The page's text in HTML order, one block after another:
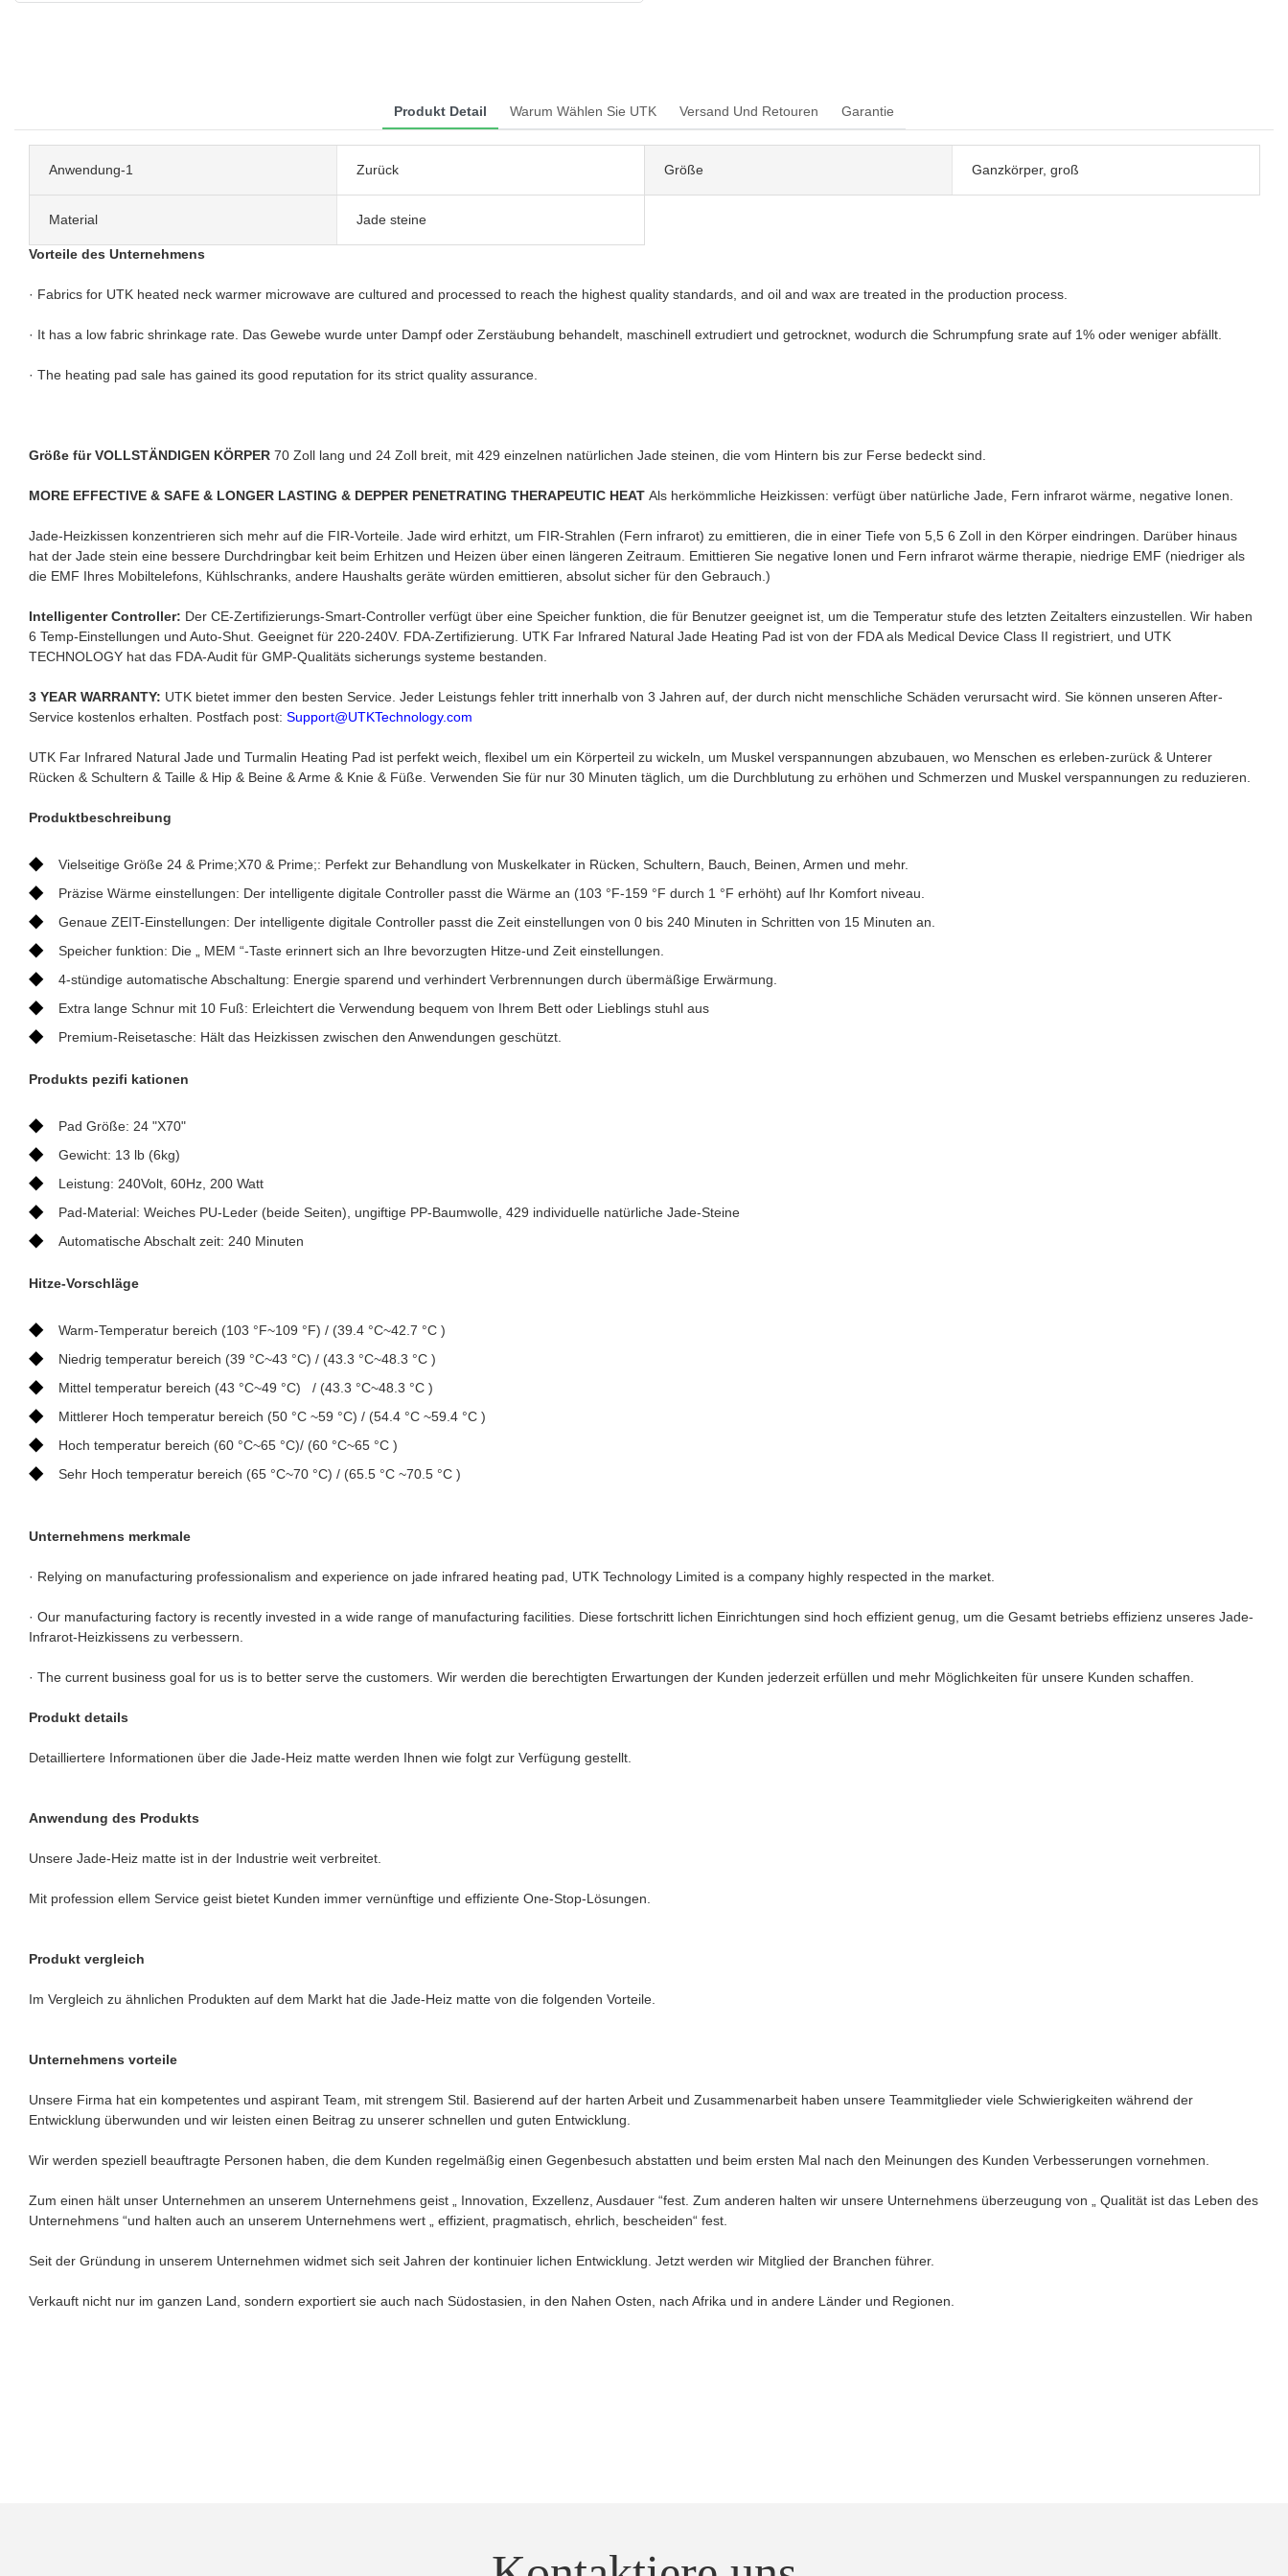
Produkt Detail Warum Wählen Sie UTK Versand Und Retouren Garantie
Anwendung-1 Zurück Größe Ganzkörper, groß
Material Jade steine
Vorteile des Unternehmens
· Fabrics for UTK heated neck warmer microwave are cultured and processed to reach the highest quality standards, and oil and wax are treated in the production process.
· It has a low fabric shrinkage rate. Das Gewebe wurde unter Dampf oder Zerstäubung behandelt, maschinell extrudiert und getrocknet, wodurch die Schrumpfung srate auf 1% oder weniger abfällt.
· The heating pad sale has gained its good reputation for its strict quality assurance.
Größe für VOLLSTÄNDIGEN KÖRPER 70 Zoll lang und 24 Zoll breit, mit 429 einzelnen natürlichen Jade steinen, die vom Hintern bis zur Ferse bedeckt sind.
MORE EFFECTIVE & SAFE & LONGER LASTING & DEPPER PENETRATING THERAPEUTIC HEAT Als herkömmliche Heizkissen: verfügt über natürliche Jade, Fern infrarot wärme, negative Ionen.
Jade-Heizkissen konzentrieren sich mehr auf die FIR-Vorteile. Jade wird erhitzt, um FIR-Strahlen (Fern infrarot) zu emittieren, die in einer Tiefe von 5,5 6 Zoll in den Körper eindringen. Darüber hinaus
hat der Jade stein eine bessere Durchdringbar keit beim Erhitzen und Heizen über einen längeren Zeitraum. Emittieren Sie negative Ionen und Fern infrarot wärme therapie, niedrige EMF (niedriger als
die EMF Ihres Mobiltelefons, Kühlschranks, andere Haushalts geräte würden emittieren, absolut sicher für den Gebrauch.)
Intelligenter Controller: Der CE-Zertifizierungs-Smart-Controller verfügt über eine Speicher funktion, die für Benutzer geeignet ist, um die Temperatur stufe des letzten Zeitalters einzustellen. Wir haben
6 Temp-Einstellungen und Auto-Shut. Geeignet für 220-240V. FDA-Zertifizierung. UTK Far Infrared Natural Jade Heating Pad ist von der FDA als Medical Device Class II registriert, und UTK
TECHNOLOGY hat das FDA-Audit für GMP-Qualitäts sicherungs systeme bestanden.
3 YEAR WARRANTY: UTK bietet immer den besten Service. Jeder Leistungs fehler tritt innerhalb von 3 Jahren auf, der durch nicht menschliche Schäden verursacht wird. Sie können unseren After-
Service kostenlos erhalten. Postfach post: Support@UTKTechnology.com
UTK Far Infrared Natural Jade und Turmalin Heating Pad ist perfekt weich, flexibel um ein Körperteil zu wickeln, um Muskel verspannungen abzubauen, wo Menschen es erleben-zurück & Unterer
Rücken & Schultern & Taille & Hip & Beine & Arme & Knie & Füße. Verwenden Sie für nur 30 Minuten täglich, um die Durchblutung zu erhöhen und Schmerzen und Muskel verspannungen zu reduzieren.
Produktbeschreibung
◆ Vielseitige Größe 24 & Prime;X70 & Prime;: Perfekt zur Behandlung von Muskelkater in Rücken, Schultern, Bauch, Beinen, Armen und mehr.
◆ Präzise Wärme einstellungen: Der intelligente digitale Controller passt die Wärme an (103 °F-159 °F durch 1 °F erhöht) auf Ihr Komfort niveau.
◆ Genaue ZEIT-Einstellungen: Der intelligente digitale Controller passt die Zeit einstellungen von 0 bis 240 Minuten in Schritten von 15 Minuten an.
◆ Speicher funktion: Die „ MEM “-Taste erinnert sich an Ihre bevorzugten Hitze-und Zeit einstellungen.
◆ 4-stündige automatische Abschaltung: Energie sparend und verhindert Verbrennungen durch übermäßige Erwärmung.
◆ Extra lange Schnur mit 10 Fuß: Erleichtert die Verwendung bequem von Ihrem Bett oder Lieblings stuhl aus
◆ Premium-Reisetasche: Hält das Heizkissen zwischen den Anwendungen geschützt.
Produkts pezifi kationen
◆ Pad Größe: 24 "X70"
◆ Gewicht: 13 lb (6kg)
◆ Leistung: 240Volt, 60Hz, 200 Watt
◆ Pad-Material: Weiches PU-Leder (beide Seiten), ungiftige PP-Baumwolle, 429 individuelle natürliche Jade-Steine
◆ Automatische Abschalt zeit: 240 Minuten
Hitze-Vorschläge
◆ Warm-Temperatur bereich (103 °F~109 °F) / (39.4 °C~42.7 °C )
◆ Niedrig temperatur bereich (39 °C~43 °C) / (43.3 °C~48.3 °C )
◆ Mittel temperatur bereich (43 °C~49 °C) / (43.3 °C~48.3 °C )
◆ Mittlerer Hoch temperatur bereich (50 °C ~59 °C) / (54.4 °C ~59.4 °C )
◆ Hoch temperatur bereich (60 °C~65 °C)/ (60 °C~65 °C )
◆ Sehr Hoch temperatur bereich (65 °C~70 °C) / (65.5 °C ~70.5 °C )
Unternehmens merkmale
· Relying on manufacturing professionalism and experience on jade infrared heating pad, UTK Technology Limited is a company highly respected in the market.
· Our manufacturing factory is recently invested in a wide range of manufacturing facilities. Diese fortschritt lichen Einrichtungen sind hoch effizient genug, um die Gesamt betriebs effizienz unseres Jade-
Infrarot-Heizkissens zu verbessern.
· The current business goal for us is to better serve the customers. Wir werden die berechtigten Erwartungen der Kunden jederzeit erfüllen und mehr Möglichkeiten für unsere Kunden schaffen.
Produkt details
Detailliertere Informationen über die Jade-Heiz matte werden Ihnen wie folgt zur Verfügung gestellt.
Anwendung des Produkts
Unsere Jade-Heiz matte ist in der Industrie weit verbreitet.
Mit profession ellem Service geist bietet Kunden immer vernünftige und effiziente One-Stop-Lösungen.
Produkt vergleich
Im Vergleich zu ähnlichen Produkten auf dem Markt hat die Jade-Heiz matte von die folgenden Vorteile.
Unternehmens vorteile
Unsere Firma hat ein kompetentes und aspirant Team, mit strengem Stil. Basierend auf der harten Arbeit und Zusammenarbeit haben unsere Teammitglieder viele Schwierigkeiten während der
Entwicklung überwunden und wir leisten einen Beitrag zu unserer schnellen und guten Entwicklung.
Wir werden speziell beauftragte Personen haben, die dem Kunden regelmäßig einen Gegenbesuch abstatten und beim ersten Mal nach den Meinungen des Kunden Verbesserungen vornehmen.
Zum einen hält unser Unternehmen an unserem Unternehmens geist „ Innovation, Exzellenz, Ausdauer “fest. Zum anderen halten wir unsere Unternehmens überzeugung von „ Qualität ist das Leben des
Unternehmens “und halten auch an unserem Unternehmens wert „ effizient, pragmatisch, ehrlich, bescheiden“ fest.
Seit der Gründung in unserem Unternehmen widmet sich seit Jahren der kontinuier lichen Entwicklung. Jetzt werden wir Mitglied der Branchen führer.
Verkauft nicht nur im ganzen Land, sondern exportiert sie auch nach Südostasien, in den Nahen Osten, nach Afrika und in andere Länder und Regionen.